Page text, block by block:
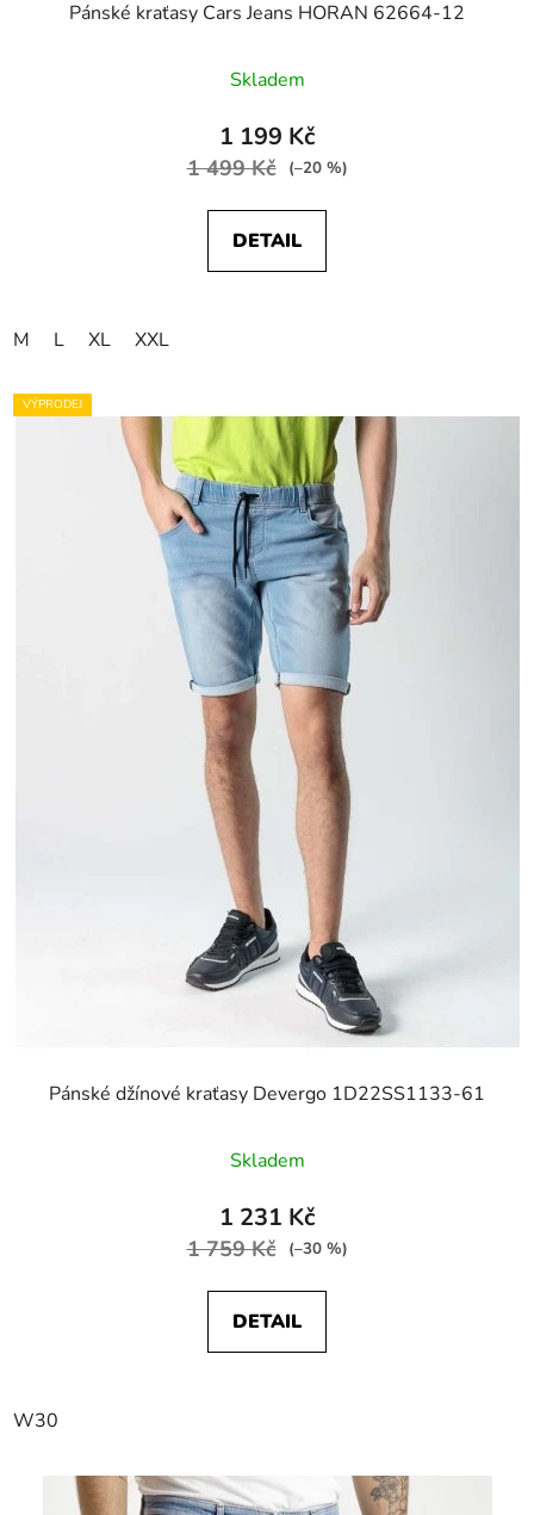
Pánské kraťasy Cars Jeans HORAN 62664-12
Skladem
1 199 Kč
1 499 Kč (–20 %)
DETAIL
M L XL XXL
VÝPRODEJ
Pánské džínové kraťasy Devergo 1D22SS1133-61
Skladem
1 231 Kč
1 759 Kč (–30 %)
DETAIL
W30